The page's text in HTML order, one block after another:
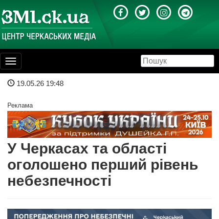
Toggle
navigation
19.05.26 19:48
Реклама
У Черкасах та області
оголошено перший рівень
небезпечності